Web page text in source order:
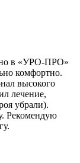
но в «УРО-ПРО»
комфортно.
высокого
лечение,
убрали).
Рекомендую